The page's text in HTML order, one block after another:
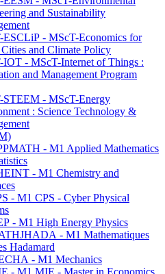
and Sustainability
ESCLiP - MScT-Economics for
Cities and Climate Policy
IOT - MScT-Internet of Things :
and Management Program
STEEM - MScT-Energy
: Science Technology &
- M1 Applied Mathematics
- M1 Chemistry and
- M1 CPS - Cyber Physical
- M1 High Energy Physics
- M1 Mathematiques
Hadamard
- M1 Mechanics
- M1 MIE - Master in Economics